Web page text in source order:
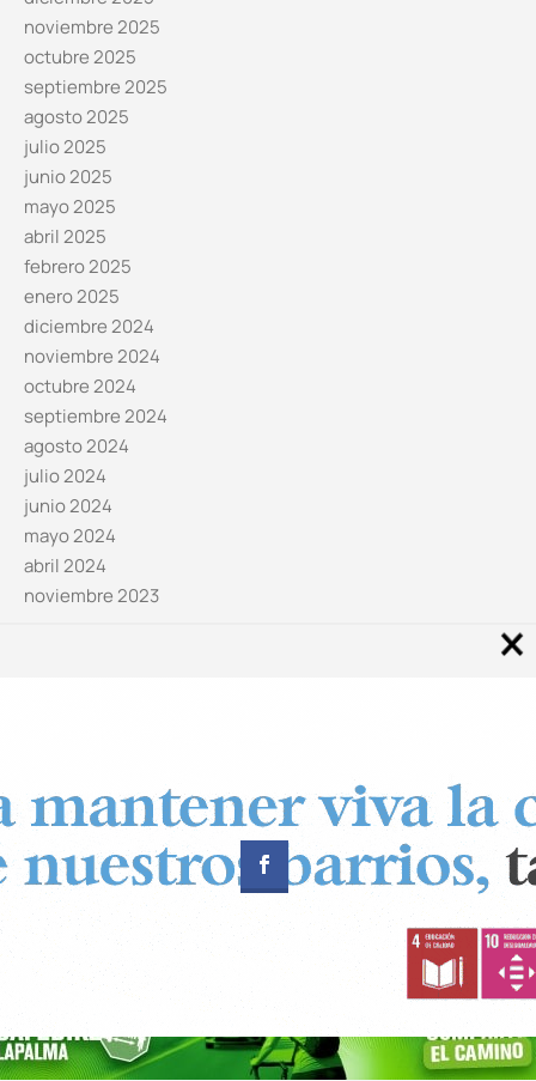
noviembre 2025
octubre 2025
septiembre 2025
agosto 2025
julio 2025
junio 2025
mayo 2025
abril 2025
febrero 2025
enero 2025
diciembre 2024
noviembre 2024
octubre 2024
septiembre 2024
agosto 2024
julio 2024
junio 2024
mayo 2024
abril 2024
noviembre 2023
© Copyright 2024 Canal 11 La Palma.